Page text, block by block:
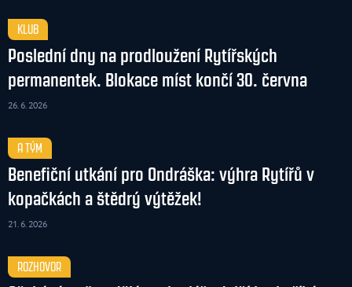
KLUB
Poslední dny na prodloužení Rytířských
permanentek. Blokace míst končí 30. června
26. 6. 2026
A TÝM
Benefiční utkání pro Ondráška: výhra Rytířů v
kopačkách a štědrý výtěžek!
21. 6. 2026
ROZHOVOR